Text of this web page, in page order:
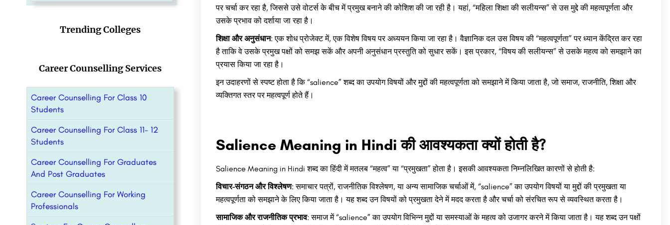
Trending Colleges
Career Counselling Services
Career Counselling For Class 10
Students
Career Counselling For Class 11- 12
Students
Career Counselling For Graduates
And Post Graduates
Career Counselling For Working
Professionals
पर चर्चा कर रहा है, जिससे उसे वोटर्स के बीच में प्रमुख बनाने की कोशिश की जा रही है। यहां, “महिला शिक्षा की सलीयन्स” से उस मुद्दे की महत्वपूर्णता और
उसके प्रभाव को दर्शाया जा रहा है।
शिक्षा और अनुसंधान: एक शोध प्रोजेक्ट में, एक विशेष विषय पर अध्ययन किया जा रहा है। वैज्ञानिक दल उस विषय की “महत्वपूर्णता” पर ध्यान केंद्रित कर रहा
है ताकि वे उसके प्रमुख पक्षों को समझ सकें और अपनी अनुसंधान प्रस्तुति को सुधार सकें। इस प्रकार, “विषय की सलीयन्स” से उसके महत्व को समझाने का
प्रयास किया जा रहा है।
इन उदाहरणों से स्पष्ट होता है कि “salience” शब्द का उपयोग विषयों और मुद्दों की महत्वपूर्णता को समझाने में किया जाता है, जो समाज, राजनीति, शिक्षा और
व्यक्तिगत स्तर पर महत्वपूर्ण होते हैं।
Salience Meaning in Hindi की आवश्यकता क्यों होती है?
Salience Meaning in Hindi शब्द का हिंदी में मतलब “महत्व” या “प्रमुखता” होता है। इसकी आवश्यकता निम्नलिखित कारणों से होती है:
विचार-संगठन और विश्लेषण: समाचार पत्रों, राजनीतिक विश्लेषण, या अन्य सामाजिक चर्चाओं में, “salience” का उपयोग विषयों या मुद्दों की प्रमुखता या
महत्वपूर्णता को समझाने के लिए किया जाता है। यह शब्द उन विषयों को प्रमुखता देने में मदद करता है और चर्चा को संरचित रूप से व्यवस्थित करता है।
सामाजिक और राजनीतिक प्रभाव: समाज में “salience” का उपयोग विभिन्न मुद्दों या समस्याओं के महत्व को उजागर करने में किया जाता है। यह शब्द उन पक्षों